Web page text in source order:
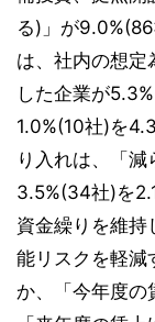
る)」が
は、社内の想定
した企業が
1.0%(10社)を
り入れは、「
3.5%(34社)を
資金繰りを維持
能リスクを軽減
か、「今年度の